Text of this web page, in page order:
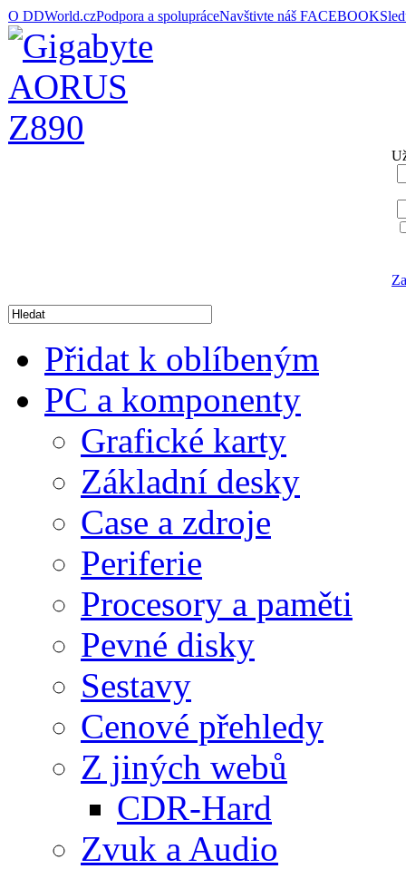
O DDWorld.czPodpora a spolupráceNavštivte náš FACEBOOK
Přidat k oblíbeným
PC a komponenty
Grafické karty
Základní desky
Case a zdroje
Periferie
Procesory a paměti
Pevné disky
Sestavy
Cenové přehledy
Z jiných webů
CDR-Hard
Zvuk a Audio